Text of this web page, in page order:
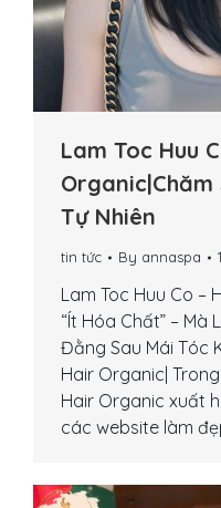
Lam Toc Huu
Tự Nhiên
tin tức By annaspa
Lam Toc Huu Co –
“Ít Hóa Chất” – Mà
Đằng Sau Mái Tóc
Hair Organic|
Hair Organic xuất
các website làm